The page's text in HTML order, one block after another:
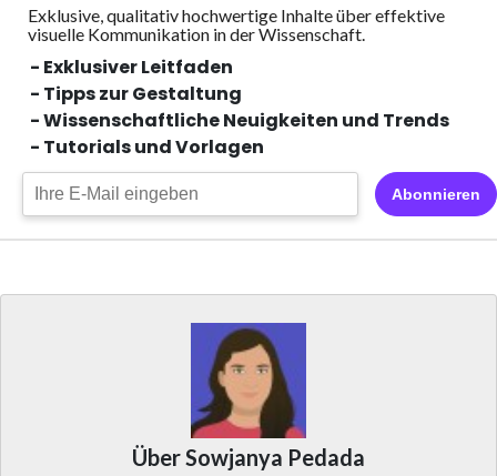
Exklusive, qualitativ hochwertige Inhalte über effektive
visuelle Kommunikation in der Wissenschaft.
- Exklusiver Leitfaden
- Tipps zur Gestaltung
- Wissenschaftliche Neuigkeiten und Trends
- Tutorials und Vorlagen
Abonnieren
Über Sowjanya Pedada